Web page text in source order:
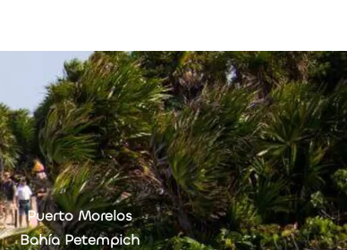
Puerto Morelos
Bahía Petempich